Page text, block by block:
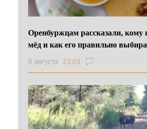
Оренбуржцам рассказали, кому
мёд и как его правильно
8 августа 23:03